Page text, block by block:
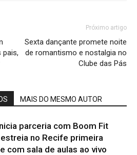
pais,
Próximo artigo
Sexta dançante promete noite
de romantismo e nostalgia no
Clube das Pás
MAIS DO MESMO AUTOR
parceria com Boom Fit
estreia no Recife primeira
com sala de aulas ao vivo